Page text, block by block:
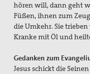
hören will, dann geht
Füßen, ihnen zum
die Umkehr. Sie
Kranke mit Öl und
Gedanken zum
Jesus schickt die